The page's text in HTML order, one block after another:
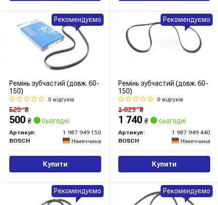
Ремінь зубчастий (довж. 60-
150)
0 відгуків
525₴
500 ₴ сьогодні
Артикул:
1 987 949 150
BOSCH
Німеччина
Купити
Рекомендуємо
Ремінь зубчастий (довж. 60-
150)
0 відгуків
1 829₴
1 740 ₴ сьогодні
Артикул:
1 987 949 440
BOSCH
Німеччина
Купити
Рекомендуємо
Рекомендуємо Рекомендуємо